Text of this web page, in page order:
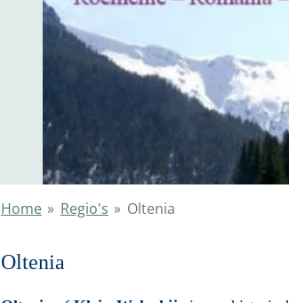
Home » Regio's » Oltenia
Oltenia